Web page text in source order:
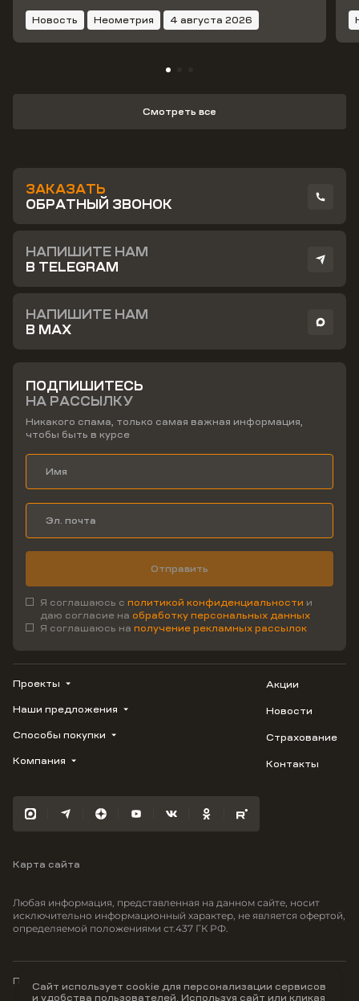
Новость Неометрия 4 августа 2026
Смотреть все
ЗАКАЗАТЬ
ОБРАТНЫЙ ЗВОНОК
НАПИШИТЕ НАМ
В TELEGRAM
НАПИШИТЕ НАМ
В MAX
ПОДПИШИТЕСЬ
НА РАССЫЛКУ
Никакого спама, только самая важная информация,
чтобы быть в курсе
Отправить
Я соглашаюсь с политикой конфиденциальности и
даю согласие на обработку персональных данных
Я соглашаюсь на получение рекламных рассылок
Проекты
ВЕРН
1799
Флора
Отражение
Моретта
Вместе
Наши предложения
Купить квартиру
Студию
3-комнатную
Способы покупки
Трейд-ин
100% оплата
Компания
Карьера
Акции
Новости
Страхование
Контакты
Карта сайта
Любая информация, представленная на данном сайте, носит
исключительно информационный характер, не является офертой,
определяемой положениями ст.437 ГК РФ.
Политика конфиденциальности
Сайт использует cookie для персонализации сервисов
и удобства пользователей. Используя сайт или кликая